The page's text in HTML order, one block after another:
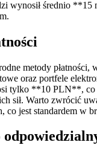
wynosił średnio
metody płatności,
oraz portfele
tylko **10 PLN**, co
sił. Warto zwrócić
jest standardem w